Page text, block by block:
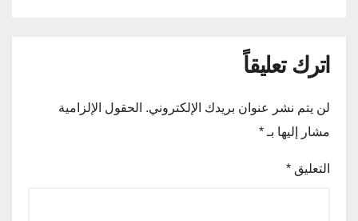
اترك تعليقاً
لن يتم نشر عنوان بريدك الإلكتروني. الحقول الإلزامية
مشار إليها بـ *
التعليق *